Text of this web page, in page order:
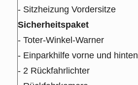
- Sitzheizung Vordersitze
Sicherheitspaket
- Toter-Winkel-Warner
- Einparkhilfe vorne und hinten
- 2 Rückfahrlichter